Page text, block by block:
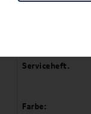
Serviceheft.
Farbe: